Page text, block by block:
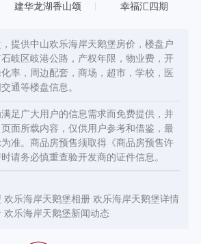
建华龙湖香山颂 幸福汇四期
提供中山欢乐海岸天鹅堡房价，楼盘户
岐区岐港公路，产权年限，物业费，开
率，周边配套，商场，超市，学校，医
通等楼盘信息。
足广大用户的信息需求而免费提供，并
面所载内容，仅供用户参考和借鉴，最
准。商品房预售须取得《商品房预售许
请务必慎重查验开发商的证件信息。
欢乐海岸天鹅堡相册 欢乐海岸天鹅堡详情
欢乐海岸天鹅堡新闻动态